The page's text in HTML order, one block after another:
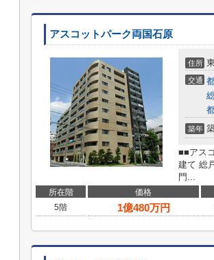
アスコットパーク両国石原
住所
交通
築年
■■アス
建て 総
門...
所在階 価格
5階
1億480万円